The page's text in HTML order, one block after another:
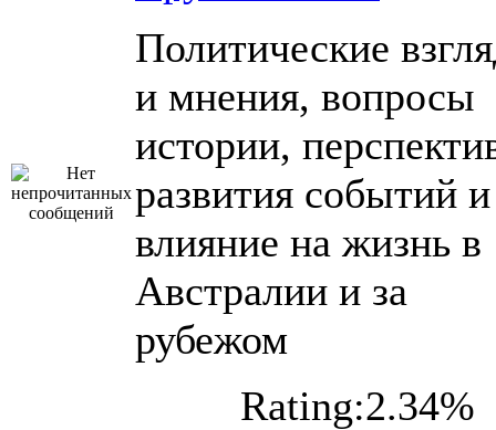
Политические
и мнения, вопросы
истории,
развития событий
влияние на жизнь в
Австралии и за
рубежом
Rating:2.34%